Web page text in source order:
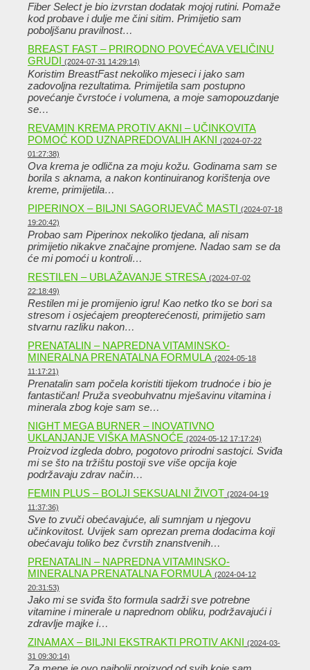
Fiber Select je bio izvrstan dodatak mojoj rutini. Pomaže
kod probave i dulje me čini sitim. Primijetio sam
poboljšanu pravilnost…
BREAST FAST – PRIRODNO POVEĆAVA VELIČINU
GRUDI (2024-07-31 14:29:14)
Koristim BreastFast nekoliko mjeseci i jako sam
zadovoljna rezultatima. Primijetila sam postupno
povećanje čvrstoće i volumena, a moje samopouzdanje
se…
REVAMIN KREMA PROTIV AKNI – UČINKOVITA
POMOĆ KOD UZNAPREDOVALIH AKNI (2024-07-22
01:27:38)
Ova krema je odlična za moju kožu. Godinama sam se
borila s aknama, a nakon kontinuiranog korištenja ove
kreme, primijetila…
PIPERINOX – BILJNI SAGORIJEVAČ MASTI (2024-07-18
19:20:42)
Probao sam Piperinox nekoliko tjedana, ali nisam
primijetio nikakve značajne promjene. Nadao sam se da
će mi pomoći u kontroli…
RESTILEN – UBLAŽAVANJE STRESA (2024-07-02
22:18:49)
Restilen mi je promijenio igru! Kao netko tko se bori sa
stresom i osjećajem preopterećenosti, primijetio sam
stvarnu razliku nakon…
PRENATALIN – NAPREDNA VITAMINSKO-
MINERALNA PRENATALNA FORMULA (2024-05-18
11:17:21)
Prenatalin sam počela koristiti tijekom trudnoće i bio je
fantastičan! Pruža sveobuhvatnu mješavinu vitamina i
minerala zbog koje sam se…
NIGHT MEGA BURNER – INOVATIVNO
UKLANJANJE VIŠKA MASNOĆE (2024-05-12 17:17:24)
Proizvod izgleda dobro, pogotovo prirodni sastojci. Sviđa
mi se što na tržištu postoji sve više opcija koje
podržavaju zdrav način…
FEMIN PLUS – BOLJI SEKSUALNI ŽIVOT (2024-04-19
11:37:36)
Sve to zvuči obećavajuće, ali sumnjam u njegovu
učinkovitost. Uvijek sam oprezan prema dodacima koji
obećavaju toliko bez čvrstih znanstvenih…
PRENATALIN – NAPREDNA VITAMINSKO-
MINERALNA PRENATALNA FORMULA (2024-04-12
20:31:53)
Jako mi se sviđa što formula sadrži sve potrebne
vitamine i minerale u naprednom obliku, podržavajući i
zdravlje majke i…
ZINAMAX – BILJNI EKSTRAKTI PROTIV AKNI (2024-03-
31 09:30:14)